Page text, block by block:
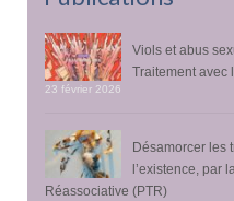
Viols et abus
Traitement avec
23 février 2026
Désamorcer les
l’existence, par
Réassociative (PTR)